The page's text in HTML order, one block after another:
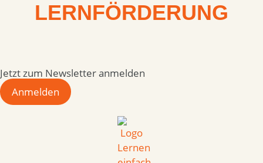
LERNFÖRDERUNG
Jetzt zum Newsletter anmelden
Anmelden